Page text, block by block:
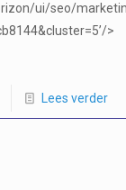
ui/seo/
>
Lees verder